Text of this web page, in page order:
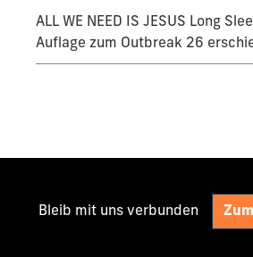
ALL WE NEED IS JESUS Long
Auflage zum Outbreak 26
Bleib mit uns verbunden